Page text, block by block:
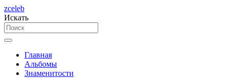
zceleb
Искать
Главная
Альбомы
Знаменитости